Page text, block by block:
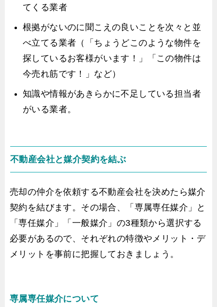
てくる業者
根拠がないのに聞こえの良いことを次々と並
べ立てる業者（「ちょうどこのような物件を
探しているお客様がいます！」「この物件は
今売れ筋です！」など）
知識や情報があきらかに不足している担当者
がいる業者。
不動産会社と媒介契約を結ぶ
売却の仲介を依頼する不動産会社を決めたら媒介
契約を結びます。その場合、「専属専任媒介」と
「専任媒介」「一般媒介」の3種類から選択する
必要があるので、それぞれの特徴やメリット・デ
メリットを事前に把握しておきましょう。
専属専任媒介について